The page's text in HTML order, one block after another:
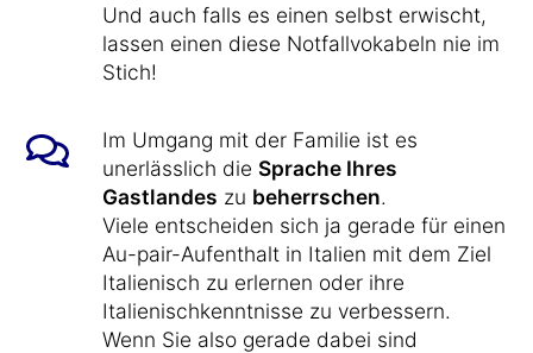
Und auch falls es einen selbst erwischt,
lassen einen diese Notfallvokabeln nie im
Stich!
Im Umgang mit der Familie ist es
unerlässlich die Sprache Ihres
Gastlandes zu beherrschen.
Viele entscheiden sich ja gerade für einen
Au-pair-Aufenthalt in Italien mit dem Ziel
Italienisch zu erlernen oder ihre
Italienischkenntnisse zu verbessern.
Wenn Sie also gerade dabei sind